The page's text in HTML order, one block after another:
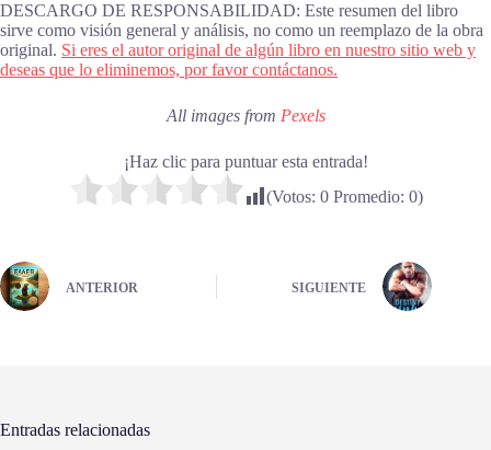
DESCARGO DE RESPONSABILIDAD: Este resumen del libro
sirve como visión general y análisis, no como un reemplazo de la obra
original. Si eres el autor original de algún libro en nuestro sitio web y
deseas que lo eliminemos, por favor contáctanos.
All images from Pexels
¡Haz clic para puntuar esta entrada!
(Votos: 0Promedio: 0)
ANTERIOR SIGUIENTE
Entradas relacionadas